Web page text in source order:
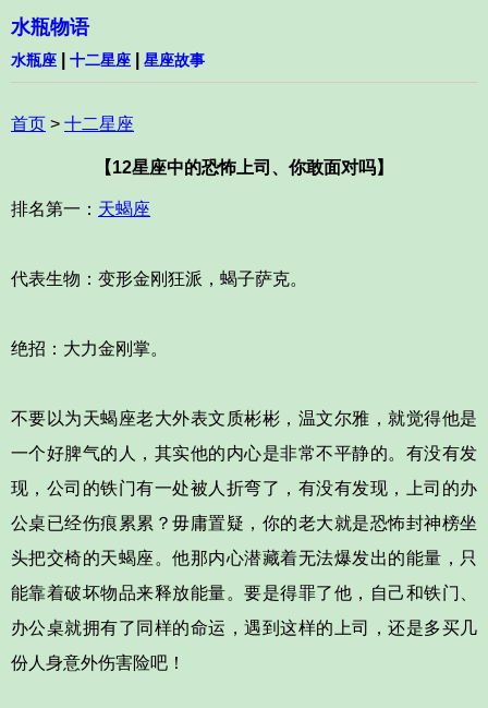
水瓶物语
水瓶座 十二星座 星座故事
首页 > 十二星座
【12星座中的恐怖上司、你敢面对吗】
排名第一： 天蝎座
代表生物：变形金刚狂派，蝎子萨克。
绝招：大力金刚掌。
不要以为天蝎座老大外表文质彬彬，温文尔雅，就觉得他是
一个好脾气的人，其实他的内心是非常不平静的。有没有发
现，公司的铁门有一处被人折弯了，有没有发现，上司的办
公桌已经伤痕累累？毋庸置疑，你的老大就是恐怖封神榜坐
头把交椅的天蝎座。他那内心潜藏着无法爆发出的能量，只
能靠着破坏物品来释放能量。要是得罪了他，自己和铁门、
办公桌就拥有了同样的命运，遇到这样的上司，还是多买几
份人身意外伤害险吧！